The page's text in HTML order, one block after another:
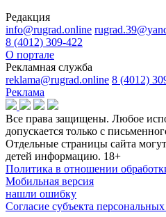
Редакция
info@rugrad.online
8 (4012) 309-422
О портале
Рекламная служба
reklama@rugrad.online 8 (4012)
Реклама
Все права защищены. Любое
допускается только с
Отдельные страницы сайта
детей информацию. 18+
Политика в отношении
Мобильная версия
нашли ошибку
Согласие субъекта